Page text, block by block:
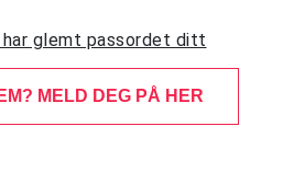
har glemt passordet ditt
MELD DEG PÅ HER